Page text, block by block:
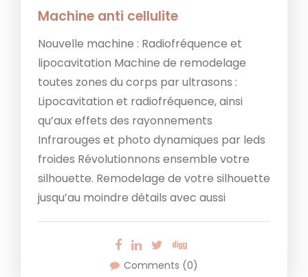
Machine anti cellulite
Nouvelle machine : Radiofréquence et
lipocavitation Machine de remodelage
toutes zones du corps par ultrasons :
Lipocavitation et radiofréquence, ainsi
qu’aux effets des rayonnements
Infrarouges et photo dynamiques par leds
froides Révolutionnons ensemble votre
silhouette. Remodelage de votre silhouette
jusqu’au moindre détails avec aussi
Comments (0)